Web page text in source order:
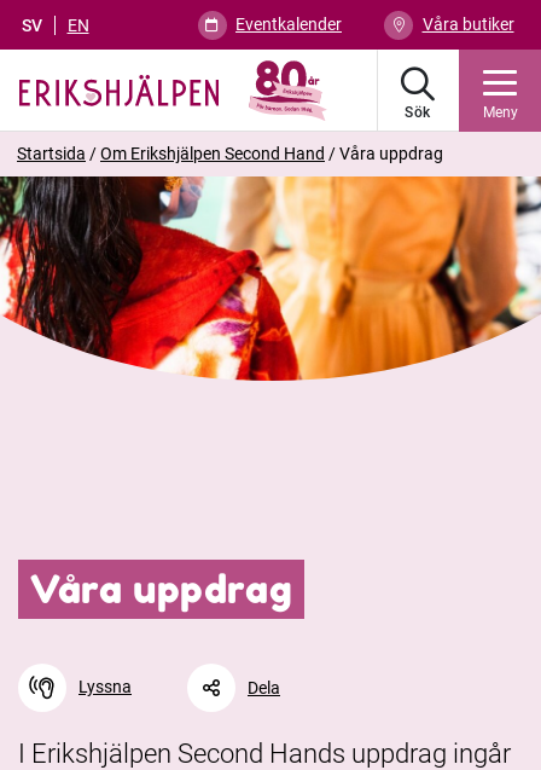
SV EN Eventkalender Våra butiker
Sök Meny
Startsida /Om Erikshjälpen Second Hand /Våra uppdrag
Våra uppdrag
Lyssna Dela
I Erikshjälpen Second Hands uppdrag ingår